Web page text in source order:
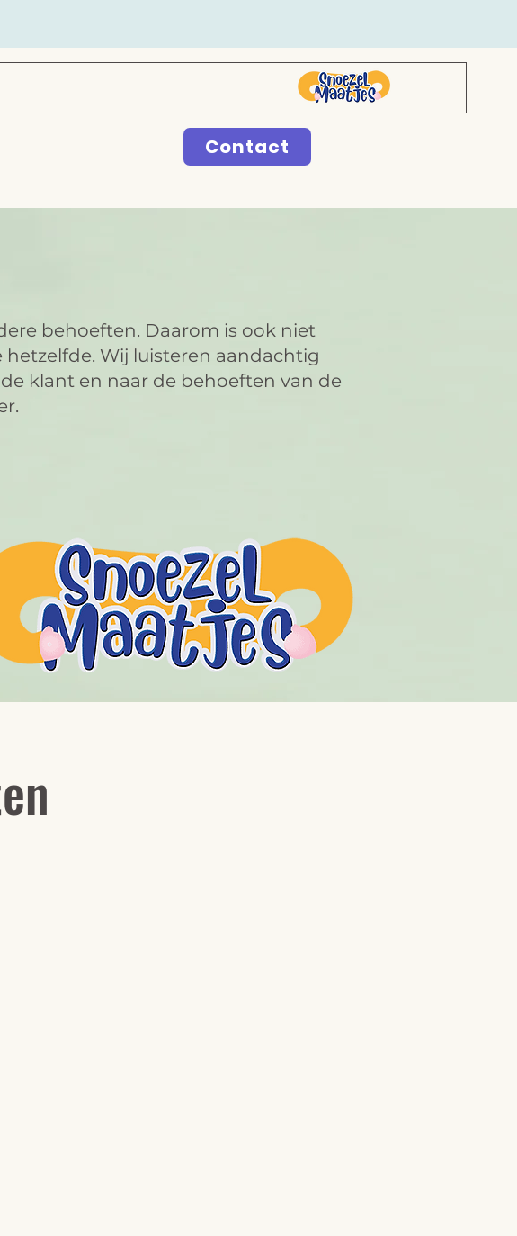
Contact
behoeften. Daarom is ook niet
hetzelfde. Wij luisteren aandachtig
klant en naar de behoeften van de